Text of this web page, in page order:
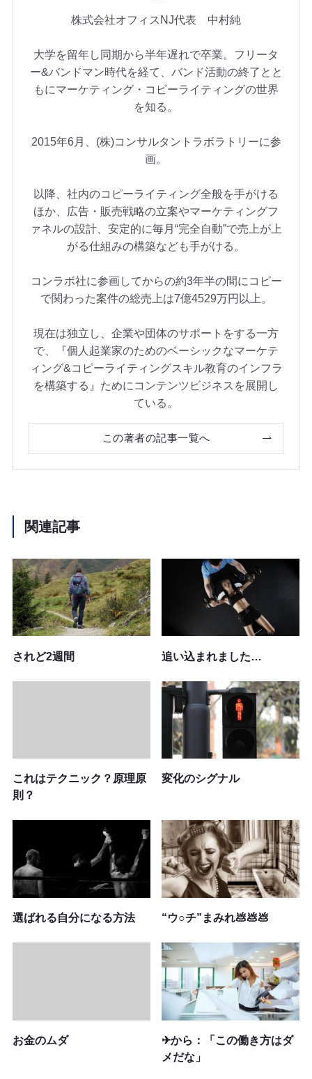
株式会社オフィスNJ代表 中村純
大学を留年し同期から半年遅れで卒業。フリータ
ー&バンドマン時代を経て、バンド活動の終了とと
もにマーケティング・コピーライティングの世界
を知る。
2015年6月、(株)コンサルタントラボラトリーに参
画。
以降、社内のコピーライティング全般を手がける
ほか、広告・販売戦略の立案やマーケティングフ
ァネルの設計、安定的に毎月“完全自動”で売上が上
がる仕組みの構築なども手がける。
コンラボ社に参画してからの約3年半の間にコピー
で関わった案件の総売上は7億4529万円以上。
現在は独立し、企業や団体のサポートをする一方
で、『個人起業家のためのベーシックなマーケテ
ィング&コピーライティングスキル教育のインフラ
を構築する』ためにコンテンツビジネスを展開し
ている。
この著者の記事一覧へ
関連記事
されど2週間 追い込まれました…
これはテクニック？原理原
則？
変化のシグナル
選ばれる自分になる方法 “ウ○チ”まみれ💩💩💩
お金のムダ
✈から：「この働き方はダ
メだな」